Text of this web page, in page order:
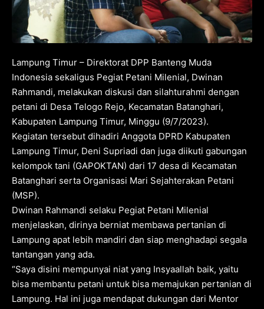
Lampung Timur – Direktorat DPP Banteng Muda
Indonesia sekaligus Pegiat Petani Milenial, Dwinan
Rahmandi, melakukan diskusi dan silahturahmi dengan
petani di Desa Telogo Rejo, Kecamatan Batanghari,
Kabupaten Lampung Timur, Minggu (9/7/2023).
Kegiatan tersebut dihadiri Anggota DPRD Kabupaten
Lampung Timur, Deni Supriadi dan juga diikuti gabungan
kelompok tani (GAPOKTAN) dari 17 desa di Kecamatan
Batanghari serta Organisasi Mari Sejahterakan Petani
(MSP).
Dwinan Rahmandi selaku Pegiat Petani Milenial
menjelaskan, dirinya berniat membawa pertanian di
Lampung apat lebih mandiri dan siap menghadapi segala
tantangan yang ada.
“Saya disini mempunyai niat yang Insyaallah baik, yaitu
bisa membantu petani untuk bisa memajukan pertanian di
Lampung. Hal ini juga mendapat dukungan dari Mentor